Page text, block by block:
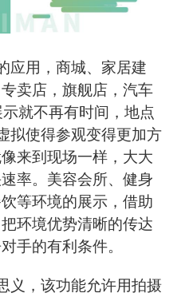
应用，商城、家居建
卖店，旗舰店，汽车
就不再有时间，地点
拟使得参观变得更加方
来到现场一样，大大
率。美容会所、健身
等环境的展示，借助
环境优势清晰的传达
手的有利条件。
义，该功能允许用拍摄